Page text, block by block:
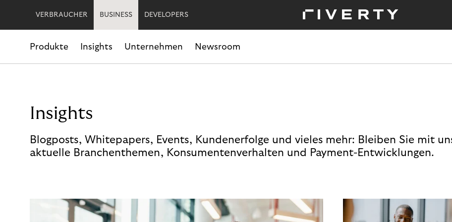
VERBRAUCHER BUSINESS DEVELOPERS
Produkte Insights Unternehmen Newsroom
Insights
Blogposts, Whitepapers, Events, Kundenerfolge und vieles mehr: Bleiben Sie mit
aktuelle Branchenthemen, Konsumentenverhalten und Payment-Entwicklungen.